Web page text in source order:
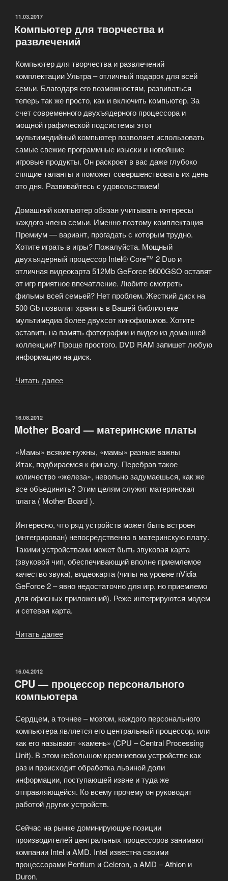
ОПУБЛИКОВАНО
11.03.2017
Компьютер для творчества и
развлечений
Компьютер для творчества и развлечений
комплектации Ультра – отличный подарок для всей
семьи. Благодаря его возможностям, развиваться
теперь так же просто, как и включить компьютер. За
счет современного двухъядерного процессора и
мощной графической подсистемы этот
мультимедийный компьютер позволяет использовать
самые свежие программные изыски и новейшие
игровые продукты. Он раскроет в вас даже глубоко
спящие таланты и поможет совершенствовать их день
ото дня. Развивайтесь с удовольствием!
Домашний компьютер обязан учитывать интересы
каждого члена семьи. Именно поэтому комплектация
Премиум — вариант, прогадать с которым трудно.
Хотите играть в игры? Пожалуйста. Мощный
двухъядерный процессор Intel® Core™ 2 Duo и
отличная видеокарта 512Mb GeForce 9600GSO оставят
от игр приятное впечатление. Любите смотреть
фильмы всей семьей? Нет проблем. Жесткий диск на
500 Gb позволит хранить в Вашей библиотеке
мультимедиа более двухсот кинофильмов. Хотите
оставить на память фотографии и видео из домашней
коллекции? Проще простого. DVD RAM запишет любую
информацию на диск.
Читать далее
развлечений»
ОПУБЛИКОВАНО
16.08.2012
Mother Board — материнские платы
«Мамы» всякие нужны, «мамы» разные важны
Итак, подбираемся к финалу. Перебрав такое
количество «железа», невольно задумаешься, как же
все объединить? Этим целям служит материнская
плата ( Mother Board ).
Интересно, что ряд устройств может быть встроен
(интегрирован) непосредственно в материнскую плату.
Такими устройствами может быть звуковая карта
(звуковой чип, обеспечивающий вполне приемлемое
качество звука), видеокарта (чипы на уровне nVidia
GeForce 2 – явно недостаточно для игр, но приемлемо
для офисных приложений). Реже интегрируются модем
и сетевая карта.
Читать далее
платы»
ОПУБЛИКОВАНО
16.04.2012
CPU — процессор персонального
компьютера
Сердцем, а точнее – мозгом, каждого персонального
компьютера является его центральный процессор, или
как его называют «камень» (CPU – Central Processing
Unit). В этом небольшом кремниевом устройстве как
раз и происходит обработка львиной доли
информации, поступающей извне и туда же
отправляющейся. Ко всему прочему он руководит
работой других устройств.
Сейчас на рынке доминирующие позиции
производителей центральных процессоров занимают
компании Intel и AMD. Intel известна своими
процессорами Pentium и Celeron, а AMD – Athlon и
Duron.